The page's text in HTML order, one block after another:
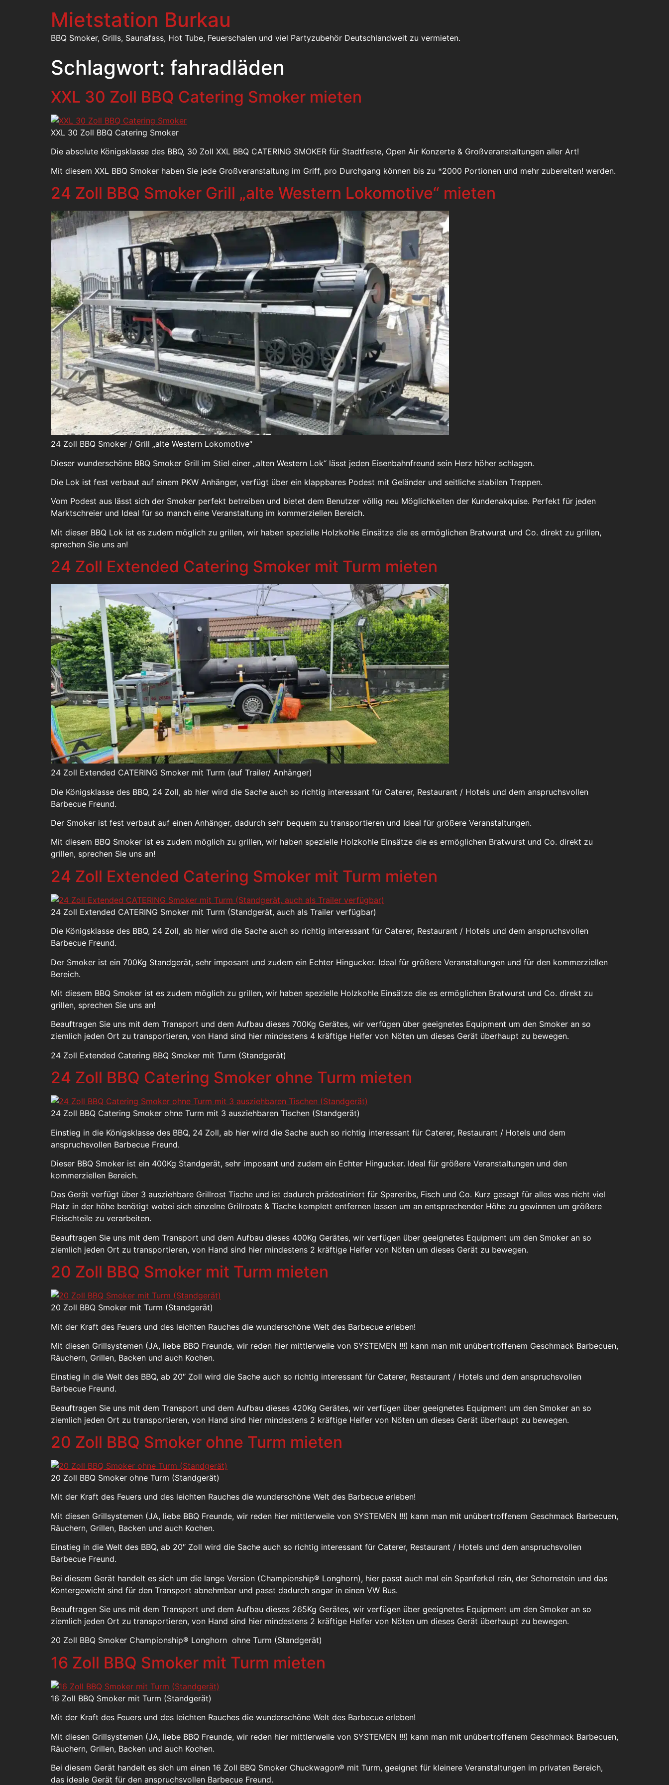
Mietstation Burkau
BBQ Smoker, Grills, Saunafass, Hot Tube, Feuerschalen und viel Partyzubehör Deutschlandweit zu vermieten.
Schlagwort: fahradläden
XXL 30 Zoll BBQ Catering Smoker mieten
XXL 30 Zoll BBQ Catering Smoker
Die absolute Königsklasse des BBQ, 30 Zoll XXL BBQ CATERING SMOKER für Stadtfeste, Open Air Konzerte & Großveranstaltungen aller Art!
Mit diesem XXL BBQ Smoker haben Sie jede Großveranstaltung im Griff, pro Durchgang können bis zu *2000 Portionen und mehr zubereiten! werden.
24 Zoll BBQ Smoker Grill „alte Western Lokomotive“ mieten
24 Zoll BBQ Smoker / Grill „alte Western Lokomotive“
Dieser wunderschöne BBQ Smoker Grill im Stiel einer „alten Western Lok“ lässt jeden Eisenbahnfreund sein Herz höher schlagen.
Die Lok ist fest verbaut auf einem PKW Anhänger, verfügt über ein klappbares Podest mit Geländer und seitliche stabilen Treppen.
Vom Podest aus lässt sich der Smoker perfekt betreiben und bietet dem Benutzer völlig neu Möglichkeiten der Kundenakquise. Perfekt für jeden
Marktschreier und Ideal für so manch eine Veranstaltung im kommerziellen Bereich.
Mit dieser BBQ Lok ist es zudem möglich zu grillen, wir haben spezielle Holzkohle Einsätze die es ermöglichen Bratwurst und Co. direkt zu grillen,
sprechen Sie uns an!
24 Zoll Extended Catering Smoker mit Turm mieten
24 Zoll Extended CATERING Smoker mit Turm (auf Trailer/ Anhänger)
Die Königsklasse des BBQ, 24 Zoll, ab hier wird die Sache auch so richtig interessant für Caterer, Restaurant / Hotels und dem anspruchsvollen
Barbecue Freund.
Der Smoker ist fest verbaut auf einen Anhänger, dadurch sehr bequem zu transportieren und Ideal für größere Veranstaltungen.
Mit diesem BBQ Smoker ist es zudem möglich zu grillen, wir haben spezielle Holzkohle Einsätze die es ermöglichen Bratwurst und Co. direkt zu
grillen, sprechen Sie uns an!
24 Zoll Extended Catering Smoker mit Turm mieten
24 Zoll Extended CATERING Smoker mit Turm (Standgerät, auch als Trailer verfügbar)
Die Königsklasse des BBQ, 24 Zoll, ab hier wird die Sache auch so richtig interessant für Caterer, Restaurant / Hotels und dem anspruchsvollen
Barbecue Freund.
Der Smoker ist ein 700Kg Standgerät, sehr imposant und zudem ein Echter Hingucker. Ideal für größere Veranstaltungen und für den kommerziellen
Bereich.
Mit diesem BBQ Smoker ist es zudem möglich zu grillen, wir haben spezielle Holzkohle Einsätze die es ermöglichen Bratwurst und Co. direkt zu
grillen, sprechen Sie uns an!
Beauftragen Sie uns mit dem Transport und dem Aufbau dieses 700Kg Gerätes, wir verfügen über geeignetes Equipment um den Smoker an so
ziemlich jeden Ort zu transportieren, von Hand sind hier mindestens 4 kräftige Helfer von Nöten um dieses Gerät überhaupt zu bewegen.
24 Zoll Extended Catering BBQ Smoker mit Turm (Standgerät)
24 Zoll BBQ Catering Smoker ohne Turm mieten
24 Zoll BBQ Catering Smoker ohne Turm mit 3 ausziehbaren Tischen (Standgerät)
Einstieg in die Königsklasse des BBQ, 24 Zoll, ab hier wird die Sache auch so richtig interessant für Caterer, Restaurant / Hotels und dem
anspruchsvollen Barbecue Freund.
Dieser BBQ Smoker ist ein 400Kg Standgerät, sehr imposant und zudem ein Echter Hingucker. Ideal für größere Veranstaltungen und den
kommerziellen Bereich.
Das Gerät verfügt über 3 ausziehbare Grillrost Tische und ist dadurch prädestiniert für Spareribs, Fisch und Co. Kurz gesagt für alles was nicht viel
Platz in der höhe benötigt wobei sich einzelne Grillroste & Tische komplett entfernen lassen um an entsprechender Höhe zu gewinnen um größere
Fleischteile zu verarbeiten.
Beauftragen Sie uns mit dem Transport und dem Aufbau dieses 400Kg Gerätes, wir verfügen über geeignetes Equipment um den Smoker an so
ziemlich jeden Ort zu transportieren, von Hand sind hier mindestens 2 kräftige Helfer von Nöten um dieses Gerät zu bewegen.
20 Zoll BBQ Smoker mit Turm mieten
20 Zoll BBQ Smoker mit Turm (Standgerät)
Mit der Kraft des Feuers und des leichten Rauches die wunderschöne Welt des Barbecue erleben!
Mit diesen Grillsystemen (JA, liebe BBQ Freunde, wir reden hier mittlerweile von SYSTEMEN !!!) kann man mit unübertroffenem Geschmack Barbecuen,
Räuchern, Grillen, Backen und auch Kochen.
Einstieg in die Welt des BBQ, ab 20″ Zoll wird die Sache auch so richtig interessant für Caterer, Restaurant / Hotels und dem anspruchsvollen
Barbecue Freund.
Beauftragen Sie uns mit dem Transport und dem Aufbau dieses 420Kg Gerätes, wir verfügen über geeignetes Equipment um den Smoker an so
ziemlich jeden Ort zu transportieren, von Hand sind hier mindestens 2 kräftige Helfer von Nöten um dieses Gerät überhaupt zu bewegen.
20 Zoll BBQ Smoker ohne Turm mieten
20 Zoll BBQ Smoker ohne Turm (Standgerät)
Mit der Kraft des Feuers und des leichten Rauches die wunderschöne Welt des Barbecue erleben!
Mit diesen Grillsystemen (JA, liebe BBQ Freunde, wir reden hier mittlerweile von SYSTEMEN !!!) kann man mit unübertroffenem Geschmack Barbecuen,
Räuchern, Grillen, Backen und auch Kochen.
Einstieg in die Welt des BBQ, ab 20″ Zoll wird die Sache auch so richtig interessant für Caterer, Restaurant / Hotels und dem anspruchsvollen
Barbecue Freund.
Bei diesem Gerät handelt es sich um die lange Version (Championship® Longhorn), hier passt auch mal ein Spanferkel rein, der Schornstein und das
Kontergewicht sind für den Transport abnehmbar und passt dadurch sogar in einen VW Bus.
Beauftragen Sie uns mit dem Transport und dem Aufbau dieses 265Kg Gerätes, wir verfügen über geeignetes Equipment um den Smoker an so
ziemlich jeden Ort zu transportieren, von Hand sind hier mindestens 2 kräftige Helfer von Nöten um dieses Gerät überhaupt zu bewegen.
20 Zoll BBQ Smoker Championship® Longhorn ohne Turm (Standgerät)
16 Zoll BBQ Smoker mit Turm mieten
16 Zoll BBQ Smoker mit Turm (Standgerät)
Mit der Kraft des Feuers und des leichten Rauches die wunderschöne Welt des Barbecue erleben!
Mit diesen Grillsystemen (JA, liebe BBQ Freunde, wir reden hier mittlerweile von SYSTEMEN !!!) kann man mit unübertroffenem Geschmack Barbecuen,
Räuchern, Grillen, Backen und auch Kochen.
Bei diesem Gerät handelt es sich um einen 16 Zoll BBQ Smoker Chuckwagon® mit Turm, geeignet für kleinere Veranstaltungen im privaten Bereich,
das ideale Gerät für den anspruchsvollen Barbecue Freund.